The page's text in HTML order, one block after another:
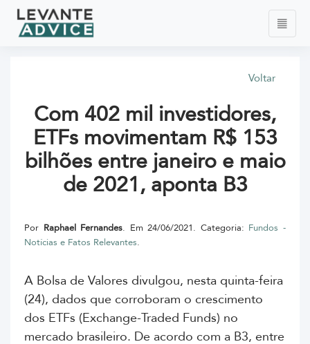
Voltar
Com 402 mil investidores,
ETFs movimentam R$ 153
bilhões entre janeiro e maio
de 2021, aponta B3
Por Raphael Fernandes. Em 24/06/2021. Categoria: Fundos -
Notícias e Fatos Relevantes.
A Bolsa de Valores divulgou, nesta quinta-feira
(24), dados que corroboram o crescimento
dos ETFs (Exchange-Traded Funds) no
mercado brasileiro. De acordo com a B3, entre